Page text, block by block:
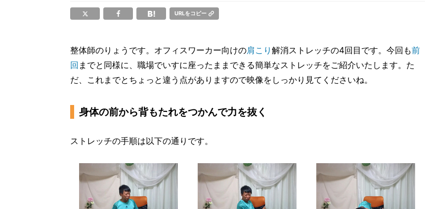
URLをコピー
整体師のりょうです。オフィスワーカー向けの肩こり 解消ストレッチの4回目です。今回も前
回 までと同様に、職場でいすに座ったままできる簡単なストレッチをご紹介いたします。た
だ、これまでとちょっと違う点がありますので映像をしっかり見てくださいね。
身体の前から背もたれをつかんで力を抜く
ストレッチの手順は以下の通りです。